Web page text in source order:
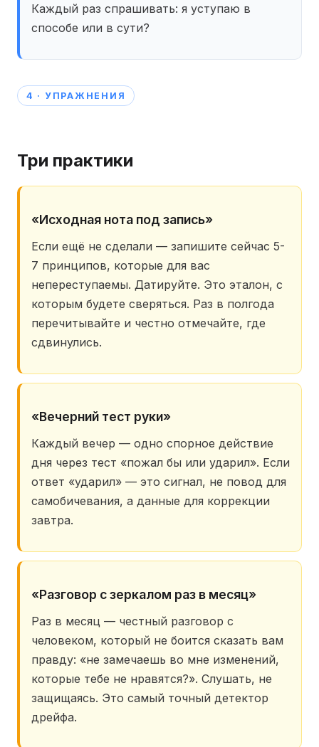
Каждый раз спрашивать: я уступаю в
способе или в сути?
4 · УПРАЖНЕНИЯ
Три практики
«Исходная нота под запись»
Если ещё не сделали — запишите сейчас 5-
7 принципов, которые для вас
непереступаемы. Датируйте. Это эталон, с
которым будете сверяться. Раз в полгода
перечитывайте и честно отмечайте, где
сдвинулись.
«Вечерний тест руки»
Каждый вечер — одно спорное действие
дня через тест «пожал бы или ударил». Если
ответ «ударил» — это сигнал, не повод для
самобичевания, а данные для коррекции
завтра.
«Разговор с зеркалом раз в месяц»
Раз в месяц — честный разговор с
человеком, который не боится сказать вам
правду: «не замечаешь во мне изменений,
которые тебе не нравятся?». Слушать, не
защищаясь. Это самый точный детектор
дрейфа.